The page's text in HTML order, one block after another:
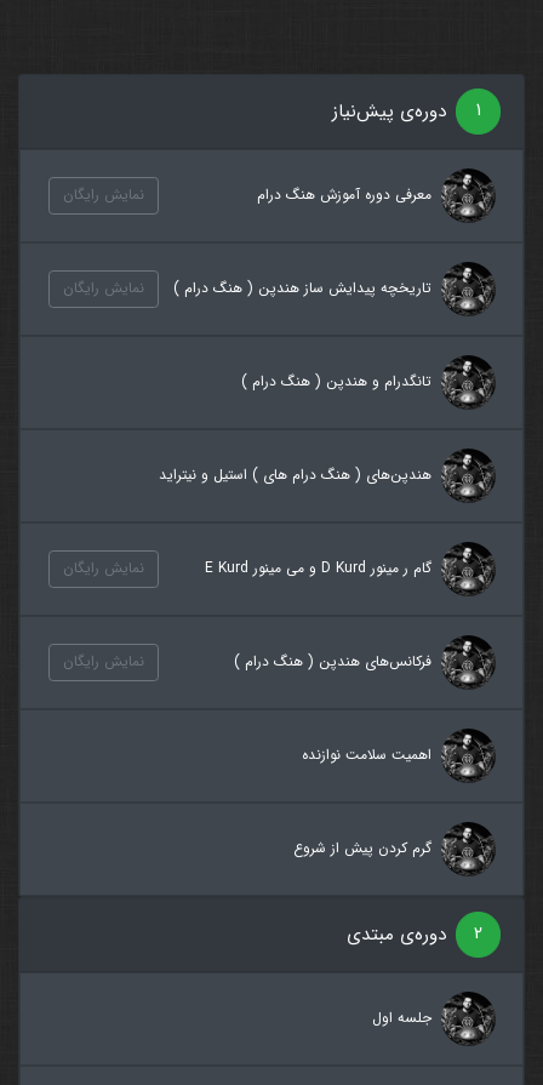
۱ دوره‌ی پیش‌نیاز
معرفی دوره آموزش هنگ درام نمایش رایگان
تاریخچه پیدایش ساز هندپن ( هنگ درام ) نمایش رایگان
تانگدرام و هندپن ( هنگ درام )
هندپن‌های ( هنگ درام های ) استیل و نیتراید
گام ر مینور D Kurd و می مینور E Kurd نمایش رایگان
فرکانس‌های هندپن ( هنگ درام ) نمایش رایگان
اهمیت سلامت نوازنده
گرم کردن پیش از شروع
۲ دوره‌ی مبتدی
جلسه اول